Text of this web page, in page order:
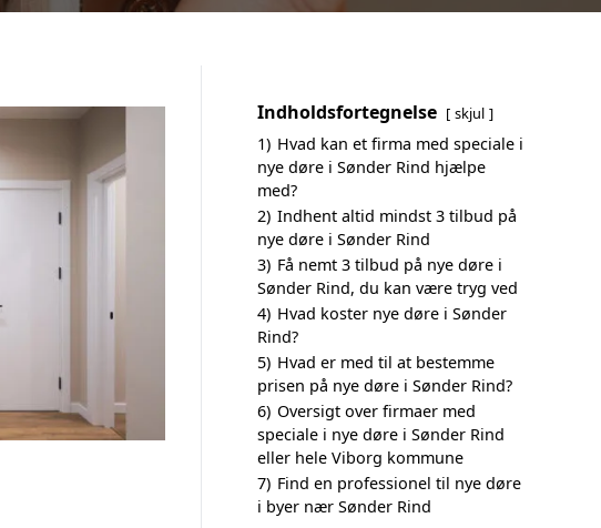
Indholdsfortegnelse skjul
1) Hvad kan et firma med speciale i
nye døre i Sønder Rind hjælpe
med?
2) Indhent altid mindst 3 tilbud på
nye døre i Sønder Rind
3) Få nemt 3 tilbud på nye døre i
Sønder Rind, du kan være tryg ved
4) Hvad koster nye døre i Sønder
Rind?
5) Hvad er med til at bestemme
prisen på nye døre i Sønder Rind?
6) Oversigt over firmaer med
speciale i nye døre i Sønder Rind
eller hele Viborg kommune
7) Find en professionel til nye døre
i byer nær Sønder Rind